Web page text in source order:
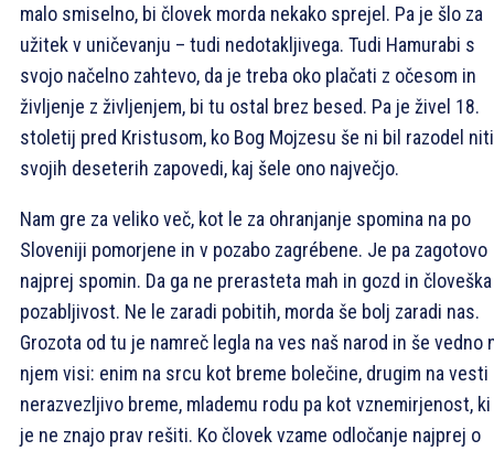
malo smiselno, bi človek morda nekako sprejel. Pa je šlo za
užitek v uničevanju – tudi nedotakljivega. Tudi Hamurabi s
svojo načelno zahtevo, da je treba oko plačati z očesom in
življenje z življenjem, bi tu ostal brez besed. Pa je živel 18.
stoletij pred Kristusom, ko Bog Mojzesu še ni bil razodel niti
svojih deseterih zapovedi, kaj šele ono največjo.
Nam gre za veliko več, kot le za ohranjanje spomina na po
Sloveniji pomorjene in v pozabo zagrébene. Je pa zagotovo
najprej spomin. Da ga ne prerasteta mah in gozd in človeška
pozabljivost. Ne le zaradi pobitih, morda še bolj zaradi nas.
Grozota od tu je namreč legla na ves naš narod in še vedno
njem visi: enim na srcu kot breme bolečine, drugim na vesti
nerazvezljivo breme, mlademu rodu pa kot vznemirjenost,
je ne znajo prav rešiti. Ko človek vzame odločanje najprej o